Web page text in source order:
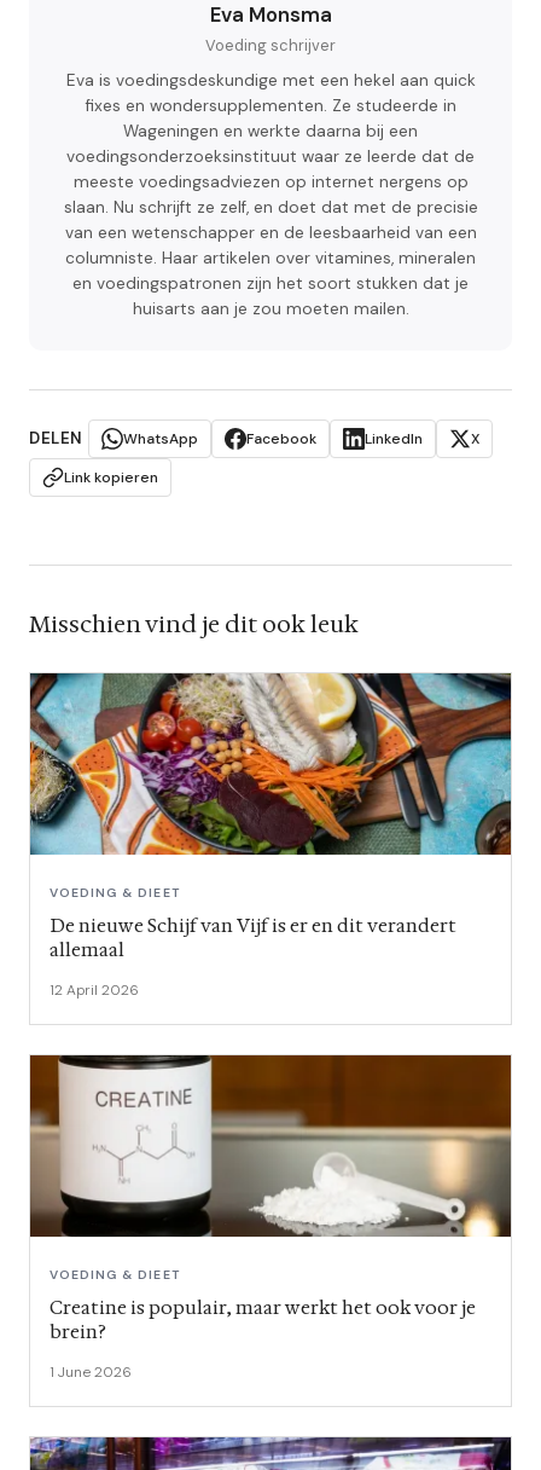
Eva Monsma
Voeding schrijver
Eva is voedingsdeskundige met een hekel aan quick
fixes en wondersupplementen. Ze studeerde in
Wageningen en werkte daarna bij een
voedingsonderzoeksinstituut waar ze leerde dat de
meeste voedingsadviezen op internet nergens op
slaan. Nu schrijft ze zelf, en doet dat met de precisie
van een wetenschapper en de leesbaarheid van een
columniste. Haar artikelen over vitamines, mineralen
en voedingspatronen zijn het soort stukken dat je
huisarts aan je zou moeten mailen.
DELEN WhatsApp Facebook LinkedIn
X
Link kopieren
Misschien vind je dit ook leuk
VOEDING & DIEET
De nieuwe Schijf van Vijf is er en dit verandert
allemaal
12 April 2026
VOEDING & DIEET
Creatine is populair, maar werkt het ook voor je
brein?
1 June 2026